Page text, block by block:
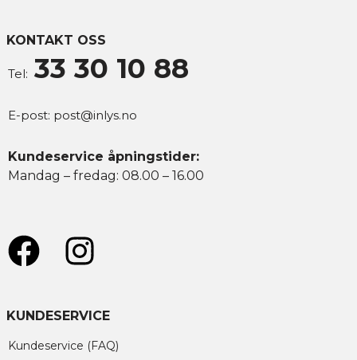
KONTAKT OSS
Tel: 33 30 10 88
E-post: post@inlys.no
Kundeservice åpningstider:
Mandag – fredag: 08.00 – 16.00
KUNDESERVICE
Kundeservice (FAQ)